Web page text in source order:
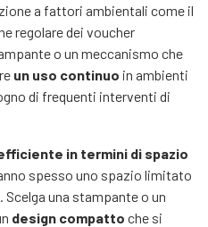
a fattori ambientali come il
regolare dei voucher
o un meccanismo che
un uso continuo in ambienti
di frequenti interventi di
in termini di spazio
spesso uno spazio limitato
una stampante o un
design compatto che si